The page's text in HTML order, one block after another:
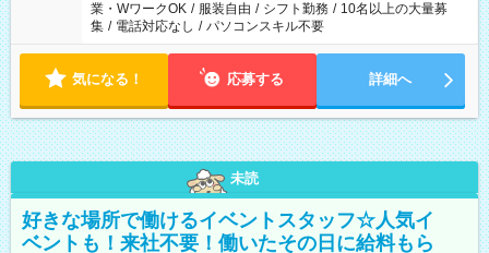
業・WワークOK / 服装自由 / シフト勤務 / 10名以上の大量募
集 / 電話対応なし / パソコンスキル不要
気になる！ 応募する 詳細へ
未読
好きな場所で働けるイベントスタッフ☆人気イ
ベントも！来社不要！働いたその日に給料もら